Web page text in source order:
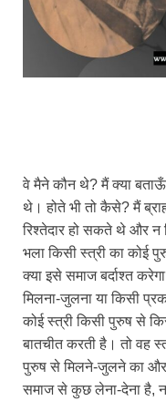
वे मैने कौन थे? मैं क्या
थे। होते भी तो कैसे? मैं
रिश्तेदार हो सकते थे और न
भला किसी स्त्री का कोई
क्या इसे समाज बर्दाश्त
मिलना-जुलना या किसी
कोई स्त्री किसी पुरुष से
बातचीत करती है। तो वह
पुरुष से मिलने-जुलने का और
समाज से कुछ लेना-देना है,